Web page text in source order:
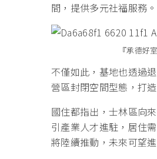
間，提供多元社福服務。
『承德好
不僅如此，基地也透過
營區封閉空間型態，打
國住都指出，士林區向
引產業人才進駐，居住
將陸續推動，未來可望